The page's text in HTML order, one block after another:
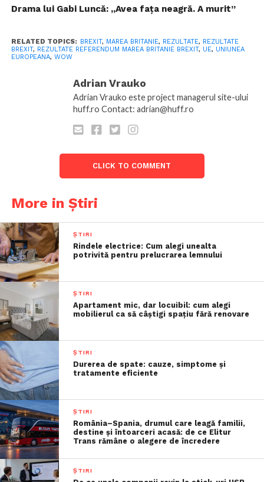
Drama lui Gabi Luncă: „Avea faţa neagră. A murit”
RELATED TOPICS: BREXIT, MAREA BRITANIE, REZULTATE, REZULTATE
BREXIT, REZULTATE REFERENDUM MAREA BRITANIE BREXIT, UE, UNIUNEA
EUROPEANA, WOW
Adrian Vrauko
Adrian Vrauko este project managerul site-ului
huff.ro Contact: adrian@huff.ro
CLICK TO COMMENT
More in Știri
ȘTIRI
Rindele electrice: Cum alegi unealta
potrivită pentru prelucrarea lemnului
ȘTIRI
Apartament mic, dar locuibil: cum alegi
mobilierul ca să câștigi spațiu fără renovare
ȘTIRI
Durerea de spate: cauze, simptome și
tratamente eficiente
ȘTIRI
România–Spania, drumul care leagă familii,
destine și întoarceri acasă: de ce Elitur
Trans rămâne o alegere de încredere
ȘTIRI